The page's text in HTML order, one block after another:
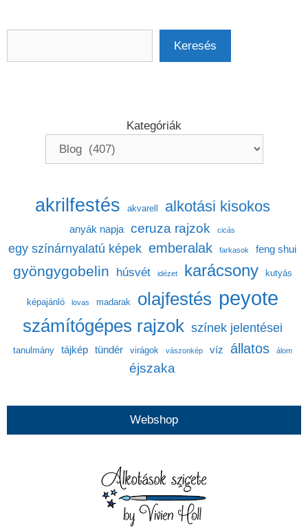
Keresés
Kategóriák
akrilfestés akvarell alkotási kisokos
anyák napja ceruza rajzok cicás
egy színárnyalatú képek emberalak farkasok feng shui
gyöngygobelin húsvét idézet karácsony kutyás
képajánló lovas madarak olajfestés peyote
számítógépes rajzok színek jelentései
tanulmány tájkép tündér virágok vászonkép víz állatos álom
éjszaka
Webshop